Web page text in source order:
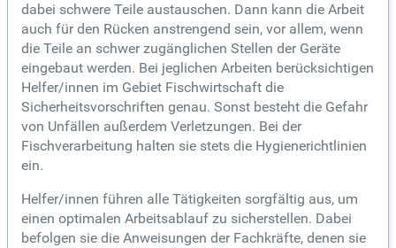
dabei schwere Teile austauschen. Dann kann die Arbeit
auch für den Rücken anstrengend sein, vor allem, wenn
die Teile an schwer zugänglichen Stellen der Geräte
eingebaut werden. Bei jeglichen Arbeiten berücksichtigen
Helfer/innen im Gebiet Fischwirtschaft die
Sicherheitsvorschriften genau. Sonst besteht die Gefahr
von Unfällen außerdem Verletzungen. Bei der
Fischverarbeitung halten sie stets die Hygienerichtlinien
ein.
Helfer/innen führen alle Tätigkeiten sorgfältig aus, um
einen optimalen Arbeitsablauf zu sicherstellen. Dabei
befolgen sie die Anweisungen der Fachkräfte, denen sie